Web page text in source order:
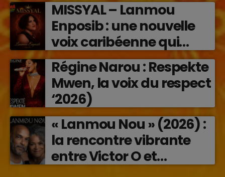
MISSYAL – Lanmou
Enposib : une nouvelle
voix caribéenne qui
transforme les émotions
en musique (2026)
Régine Narou : Respekte
Mwen, la voix du respect
‘2026)
« Lanmou Nou » (2026) :
la rencontre vibrante
entre Victor O et